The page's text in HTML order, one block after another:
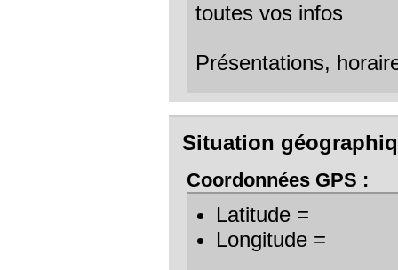
toutes vos infos
Présentations,
Situation
Coordonnées GPS :
Latitude =
Longitude =